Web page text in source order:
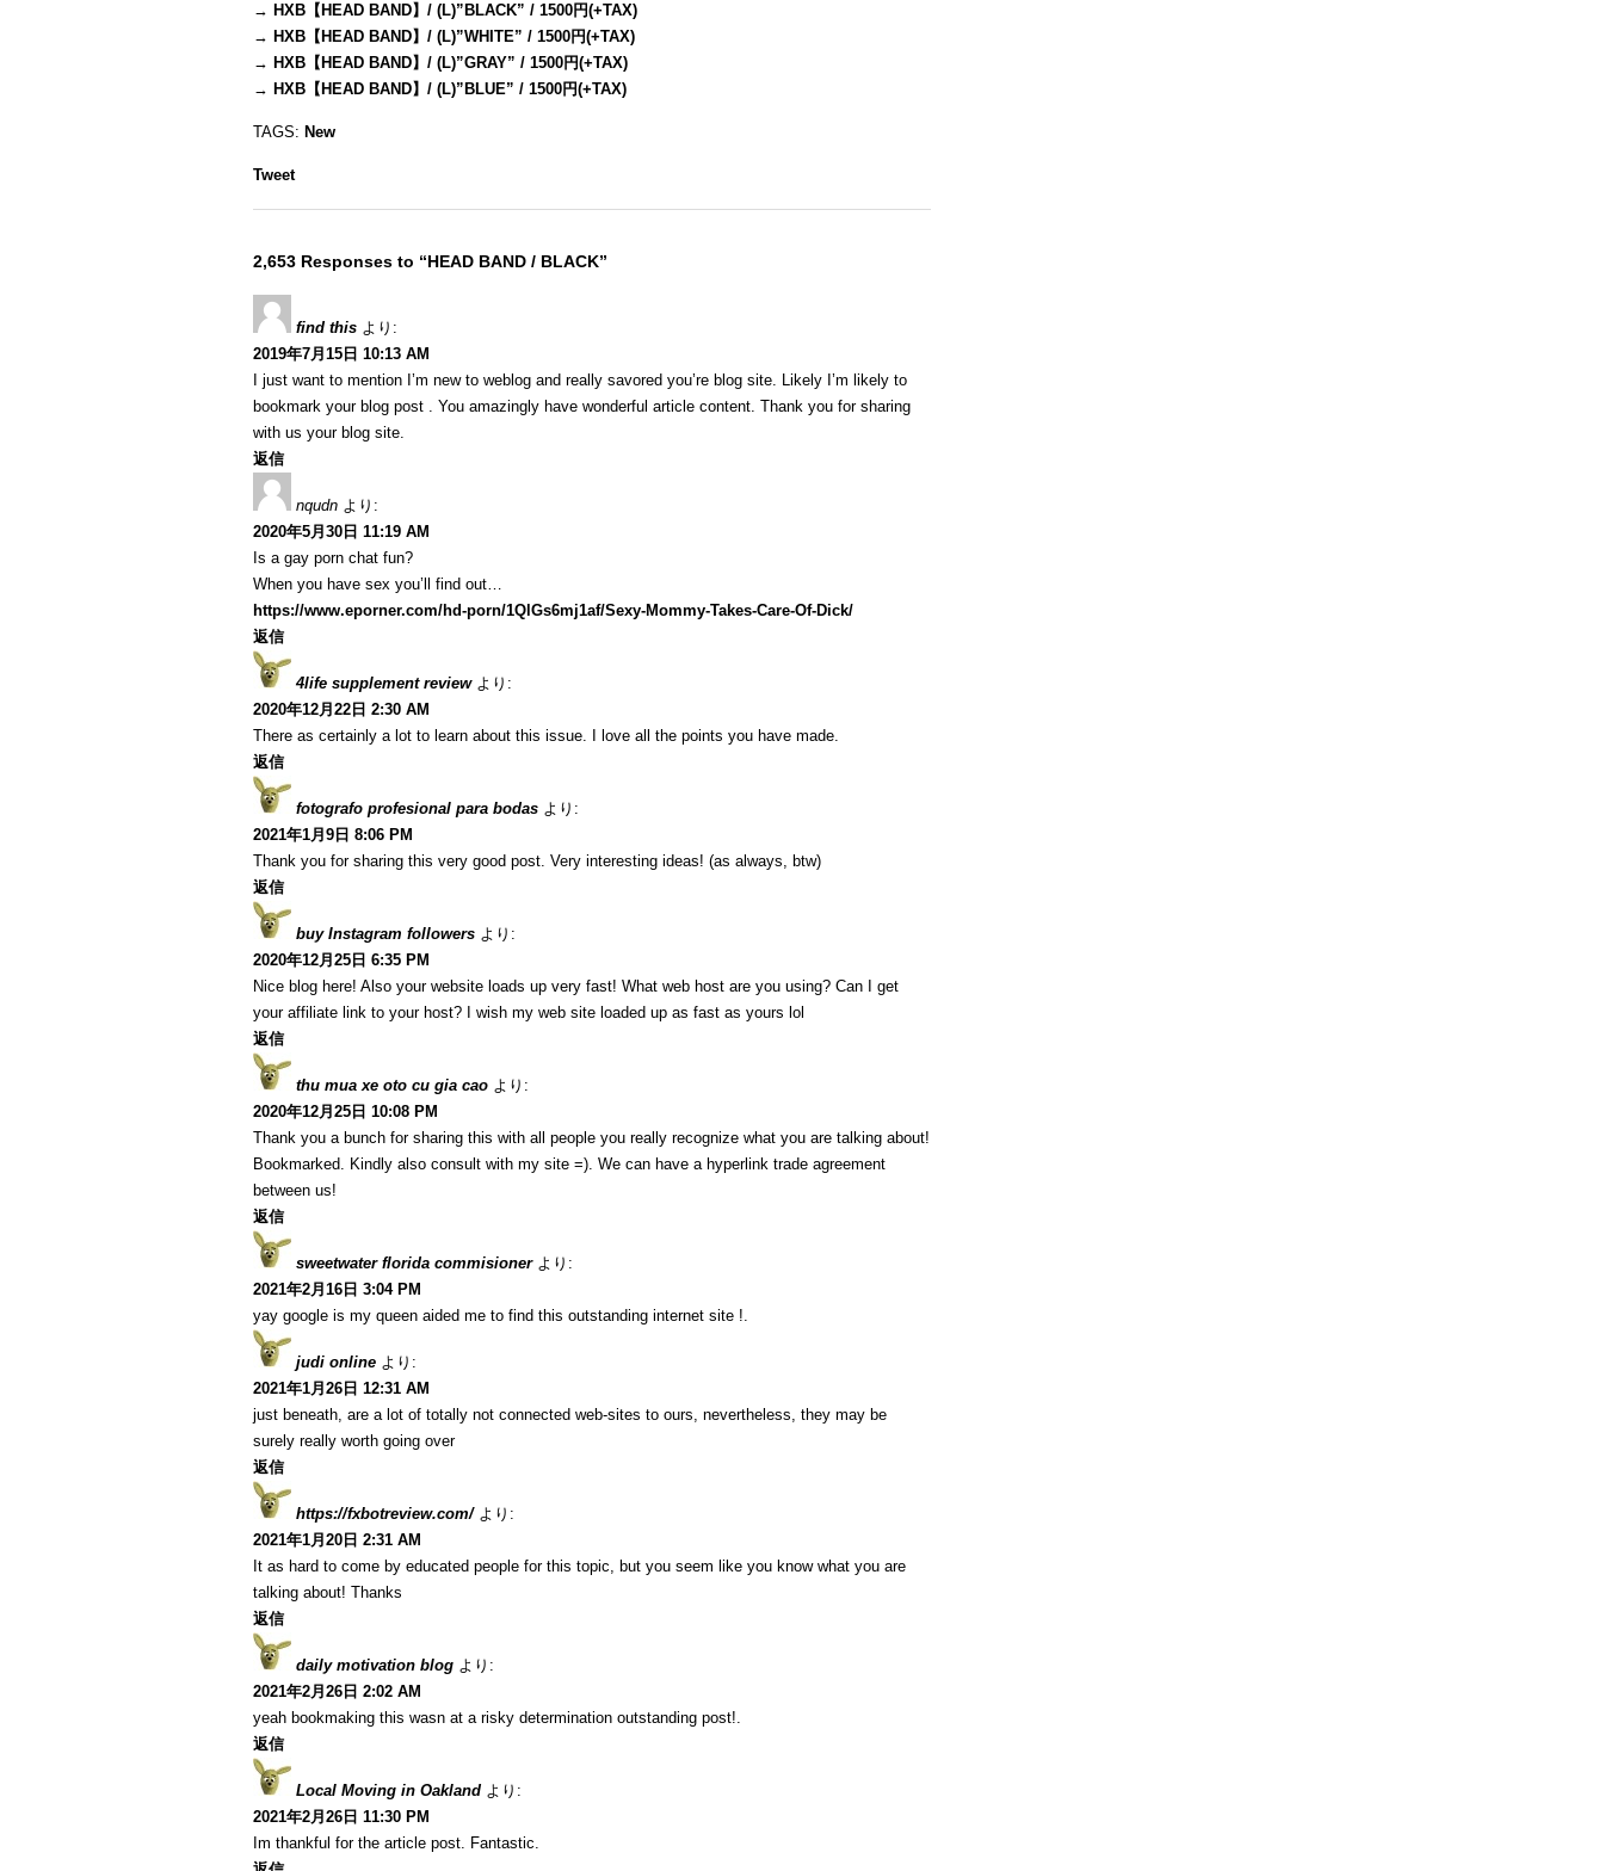
→ HXB【HEAD BAND】/ (L)”BLACK” / 1500円(+TAX)
→ HXB【HEAD BAND】/ (L)”WHITE” / 1500円(+TAX)
→ HXB【HEAD BAND】/ (L)”GRAY” / 1500円(+TAX)
→ HXB【HEAD BAND】/ (L)”BLUE” / 1500円(+TAX)
TAGS: New
Tweet
2,653 Responses to “HEAD BAND / BLACK”
find this より:
2019年7月15日 10:13 AM
I just want to mention I’m new to weblog and really savored you’re blog site. Likely I’m likely to
bookmark your blog post . You amazingly have wonderful article content. Thank you for sharing
with us your blog site.
返信
nqudn より:
2020年5月30日 11:19 AM
Is a gay porn chat fun?
When you have sex you’ll find out…
https://www.eporner.com/hd-porn/1QlGs6mj1af/Sexy-Mommy-Takes-Care-Of-Dick/
返信
4life supplement review より:
2020年12月22日 2:30 AM
There as certainly a lot to learn about this issue. I love all the points you have made.
返信
fotografo profesional para bodas より:
2021年1月9日 8:06 PM
Thank you for sharing this very good post. Very interesting ideas! (as always, btw)
返信
buy Instagram followers より:
2020年12月25日 6:35 PM
Nice blog here! Also your website loads up very fast! What web host are you using? Can I get
your affiliate link to your host? I wish my web site loaded up as fast as yours lol
返信
thu mua xe oto cu gia cao より:
2020年12月25日 10:08 PM
Thank you a bunch for sharing this with all people you really recognize what you are talking about!
Bookmarked. Kindly also consult with my site =). We can have a hyperlink trade agreement
between us!
返信
sweetwater florida commisioner より:
2021年2月16日 3:04 PM
yay google is my queen aided me to find this outstanding internet site !.
judi online より:
2021年1月26日 12:31 AM
just beneath, are a lot of totally not connected web-sites to ours, nevertheless, they may be
surely really worth going over
返信
https://fxbotreview.com/ より:
2021年1月20日 2:31 AM
It as hard to come by educated people for this topic, but you seem like you know what you are
talking about! Thanks
返信
daily motivation blog より:
2021年2月26日 2:02 AM
yeah bookmaking this wasn at a risky determination outstanding post!.
返信
Local Moving in Oakland より:
2021年2月26日 11:30 PM
Im thankful for the article post. Fantastic.